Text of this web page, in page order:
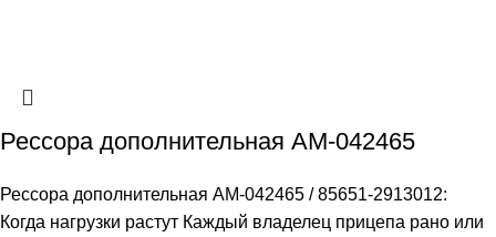
Рессора дополнительная АМ-042465
Рессора дополнительная АМ-042465 / 85651-2913012:
Когда нагрузки растут Каждый владелец прицепа рано или